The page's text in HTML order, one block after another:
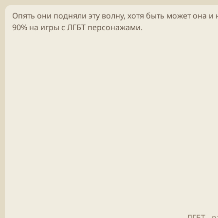
Опять они подняли эту волну, хотя быть может она
90% на игры с ЛГБТ персонажами.